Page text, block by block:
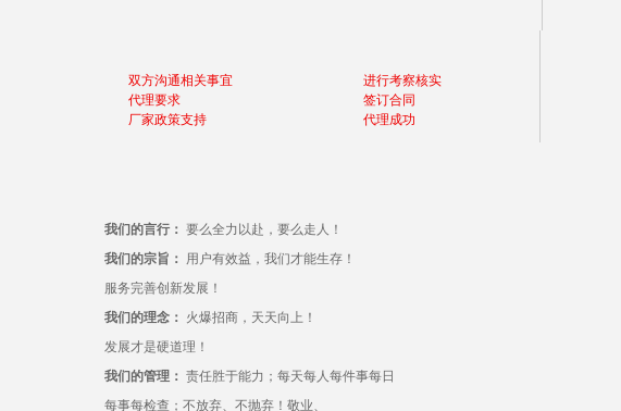
双方沟通相关事宜
代理要求
厂家政策支持
进行考察核实
签订合同
代理成功
我们的言行： 要么全力以赴，要么走人！
我们的宗旨： 用户有效益，我们才能生存！
服务完善创新发展！
我们的理念： 火爆招商，天天向上！
发展才是硬道理！
我们的管理： 责任胜于能力；每天每人每件事每日
每事每检查；不放弃、不抛弃！敬业、